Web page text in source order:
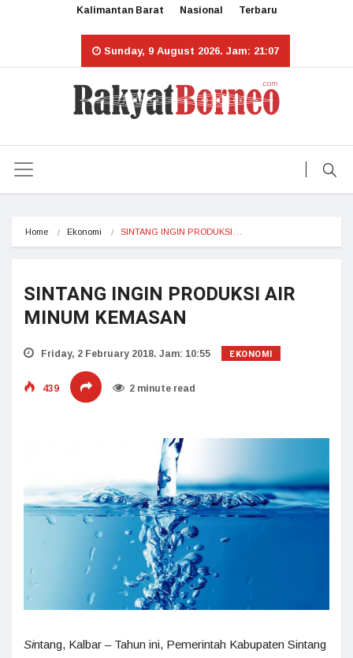
Kalimantan Barat Nasional Terbaru
Sunday, 9 August 2026. Jam: 21:07
Home Ekonomi SINTANG INGIN PRODUKSI…
SINTANG INGIN PRODUKSI AIR
MINUM KEMASAN
Friday, 2 February 2018. Jam: 10:55 EKONOMI
439 2 minute read
Sintang, Kalbar – Tahun ini, Pemerintah Kabupaten Sintang